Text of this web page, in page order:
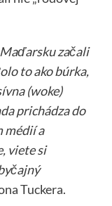
začali
to ako búrka,
(woke)
prichádza do
médií a
viete si
Tuckera.